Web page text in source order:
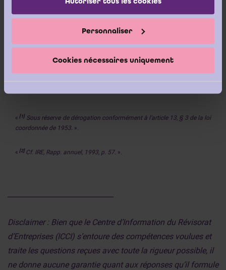
Personnaliser
Cookies nécessaires uniquement
Par conséquent, l’ICCI est d’avis que l’actionnariat de la société
civile sous forme de SCS en question ne pose pas de problème
moyennant le respect des conditions formulées ci-dessus.
« [1] Sous réserve de dérogation conformément à l’article 13, § 3 de la loi
coordonnée de 1953. ».
« [2] Cf. IRE, Rapp. annuel, 1993, p. 57. ».
Disclaimer : Bien que le Centre d’Information du Révisorat
d’Entreprises (ICCI) s’entoure des compétences voulues et
traite les questions reçues avec toute la rigueur possible, il
ne donne aucune garantie quant aux réponses qu’il formule